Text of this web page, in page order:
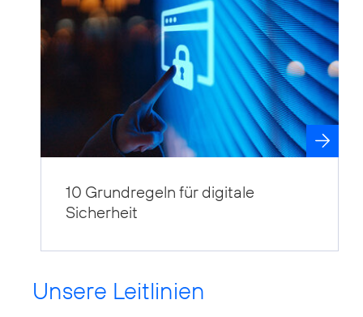
10 Grundregeln für digitale
Sicherheit
Unsere Leitlinien